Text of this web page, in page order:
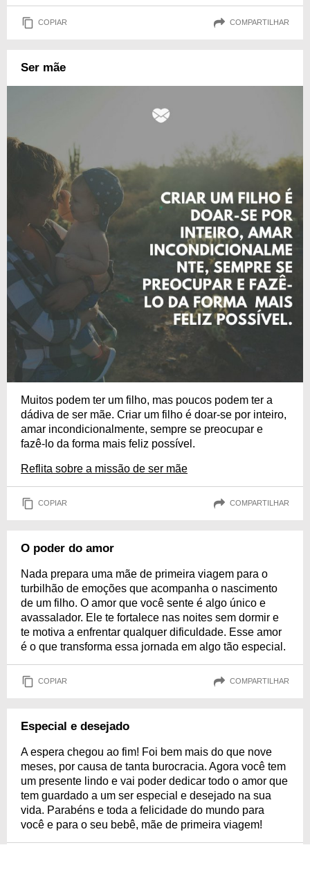
COPIAR COMPARTILHAR
Ser mãe
Muitos podem ter um filho, mas poucos podem ter a
dádiva de ser mãe. Criar um filho é doar-se por inteiro,
amar incondicionalmente, sempre se preocupar e
fazê-lo da forma mais feliz possível.
Reflita sobre a missão de ser mãe
COPIAR COMPARTILHAR
O poder do amor
Nada prepara uma mãe de primeira viagem para o
turbilhão de emoções que acompanha o nascimento
de um filho. O amor que você sente é algo único e
avassalador. Ele te fortalece nas noites sem dormir e
te motiva a enfrentar qualquer dificuldade. Esse amor
é o que transforma essa jornada em algo tão especial.
COPIAR COMPARTILHAR
Especial e desejado
A espera chegou ao fim! Foi bem mais do que nove
meses, por causa de tanta burocracia. Agora você tem
um presente lindo e vai poder dedicar todo o amor que
tem guardado a um ser especial e desejado na sua
vida. Parabéns e toda a felicidade do mundo para
você e para o seu bebê, mãe de primeira viagem!